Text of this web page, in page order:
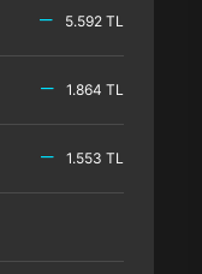
5.592 TL
1.864 TL
1.553 TL